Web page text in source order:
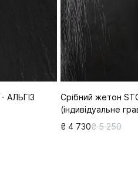
АЛЬГІЗ
Срібний жетон
(індивідуальне
₴ 4 730₴ 5 250